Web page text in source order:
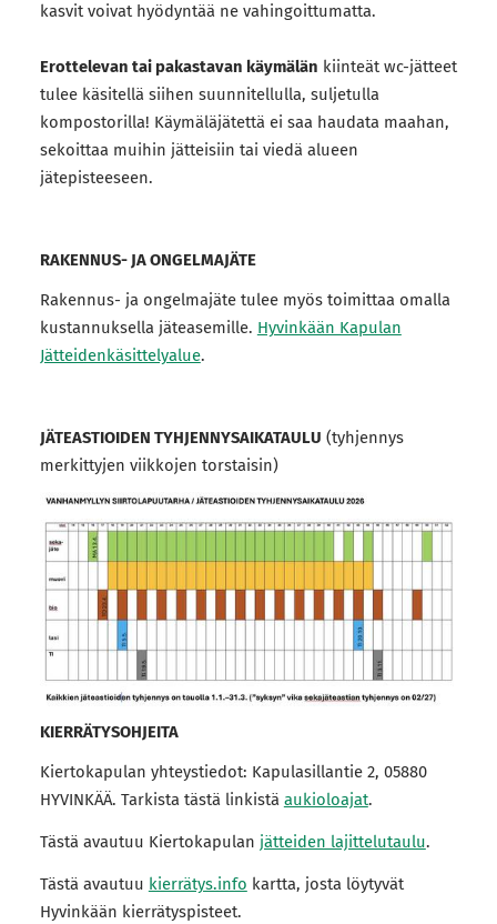
kasvit voivat hyödyntää ne vahingoittumatta.
Erottelevan tai pakastavan käymälän kiinteät wc-jätteet
tulee käsitellä siihen suunnitellulla, suljetulla
kompostorilla! Käymäläjätettä ei saa haudata maahan,
sekoittaa muihin jätteisiin tai viedä alueen
jätepisteeseen.
RAKENNUS- JA ONGELMAJÄTE
Rakennus- ja ongelmajäte tulee myös toimittaa omalla
kustannuksella jäteasemille. Hyvinkään Kapulan
Jätteidenkäsittelyalue.
JÄTEASTIOIDEN TYHJENNYSAIKATAULU (tyhjennys
merkittyjen viikkojen torstaisin)
KIERRÄTYSOHJEITA
Kiertokapulan yhteystiedot: Kapulasillantie 2, 05880
HYVINKÄÄ. Tarkista tästä linkistä aukioloajat.
Tästä avautuu Kiertokapulan jätteiden lajittelutaulu.
Tästä avautuu kierrätys.info kartta, josta löytyvät
Hyvinkään kierrätyspisteet.